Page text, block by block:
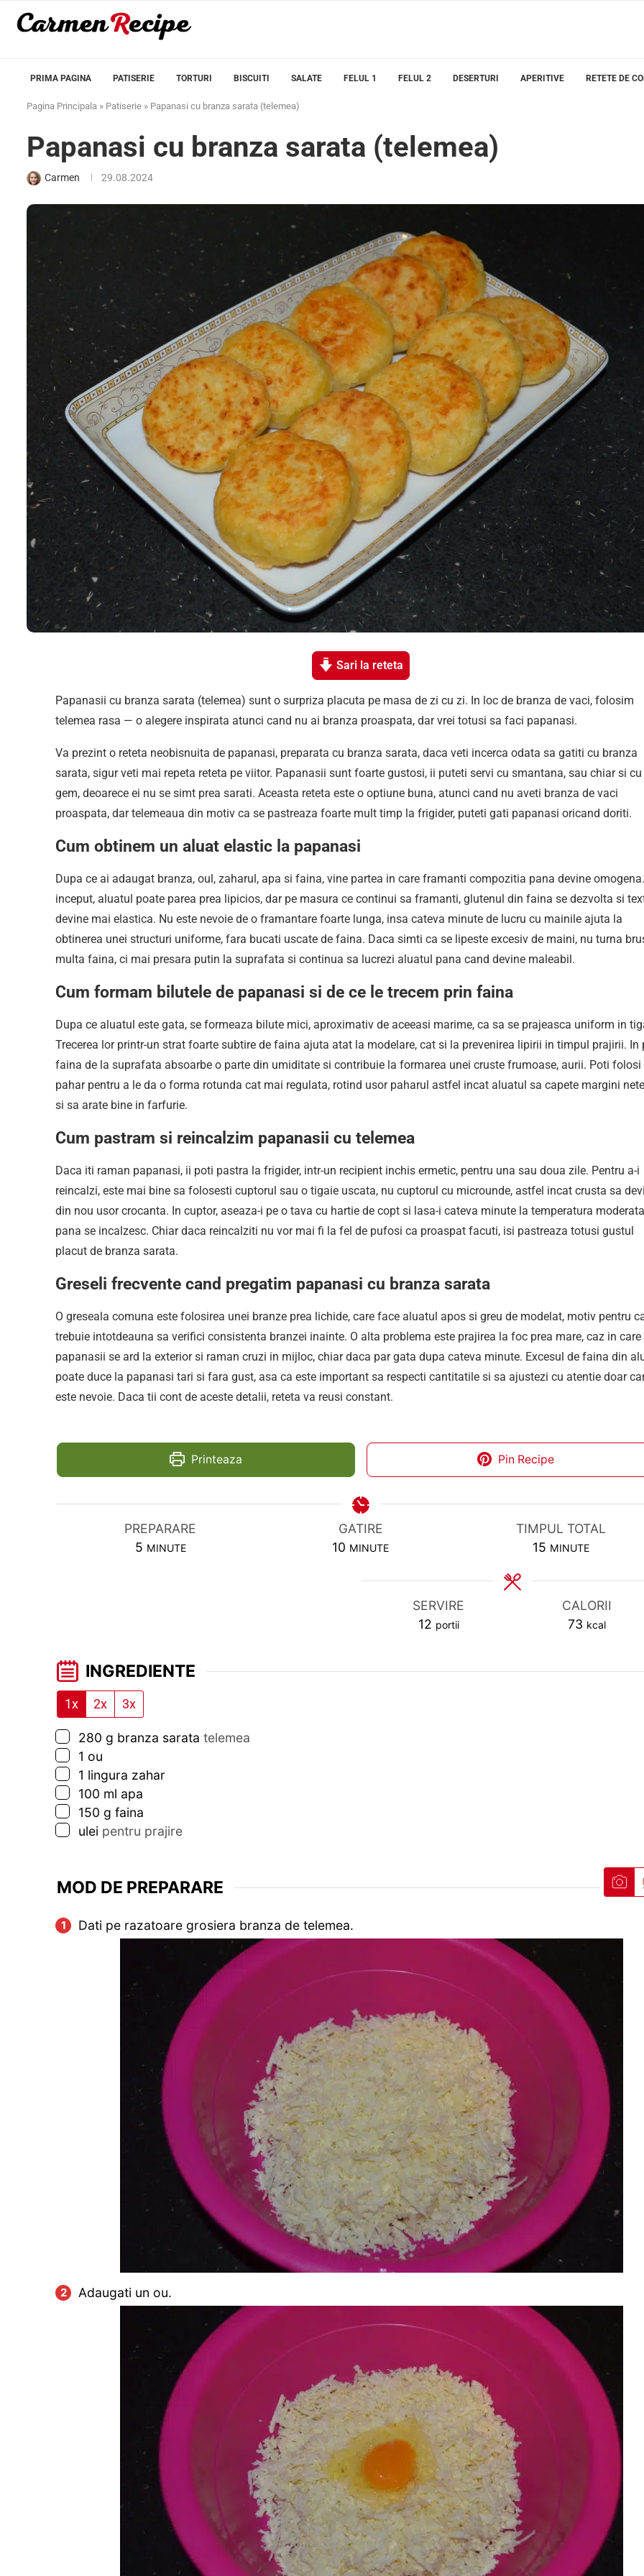
PRIMA PAGINA PATISERIE TORTURI BISCUITI SALATE FELUL 1 FELUL 2 DESERTURI APERITIVE RETETE DE
Pagina Principala » Patiserie » Papanasi cu branza sarata (telemea)
Papanasi cu branza sarata (telemea)
Carmen 29.08.2024
Sari la reteta
Papanasii cu branza sarata (telemea) sunt o surpriza placuta pe masa de zi cu zi. In loc de branza de vaci, folosim
telemea rasa — o alegere inspirata atunci cand nu ai branza proaspata, dar vrei totusi sa faci papanasi.
Va prezint o reteta neobisnuita de papanasi, preparata cu branza sarata, daca veti incerca odata sa gatiti cu branza
sarata, sigur veti mai repeta reteta pe viitor. Papanasii sunt foarte gustosi, ii puteti servi cu smantana, sau chiar si cu
gem, deoarece ei nu se simt prea sarati. Aceasta reteta este o optiune buna, atunci cand nu aveti branza de vaci
proaspata, dar telemeaua din motiv ca se pastreaza foarte mult timp la frigider, puteti gati papanasi oricand doriti.
Cum obtinem un aluat elastic la papanasi
Dupa ce ai adaugat branza, oul, zaharul, apa si faina, vine partea in care framanti compozitia pana devine
inceput, aluatul poate parea prea lipicios, dar pe masura ce continui sa framanti, glutenul din faina se dezvolta si
devine mai elastica. Nu este nevoie de o framantare foarte lunga, insa cateva minute de lucru cu mainile ajuta la
obtinerea unei structuri uniforme, fara bucati uscate de faina. Daca simti ca se lipeste excesiv de maini, nu turna
multa faina, ci mai presara putin la suprafata si continua sa lucrezi aluatul pana cand devine maleabil.
Cum formam bilutele de papanasi si de ce le trecem prin faina
Dupa ce aluatul este gata, se formeaza bilute mici, aproximativ de aceeasi marime, ca sa se prajeasca uniform in
Trecerea lor printr-un strat foarte subtire de faina ajuta atat la modelare, cat si la prevenirea lipirii in timpul prajirii. In
faina de la suprafata absoarbe o parte din umiditate si contribuie la formarea unei cruste frumoase, aurii. Poti folosi
pahar pentru a le da o forma rotunda cat mai regulata, rotind usor paharul astfel incat aluatul sa capete margini
si sa arate bine in farfurie.
Cum pastram si reincalzim papanasii cu telemea
Daca iti raman papanasi, ii poti pastra la frigider, intr-un recipient inchis ermetic, pentru una sau doua zile. Pentru a-i
reincalzi, este mai bine sa folosesti cuptorul sau o tigaie uscata, nu cuptorul cu microunde, astfel incat crusta sa
din nou usor crocanta. In cuptor, aseaza-i pe o tava cu hartie de copt si lasa-i cateva minute la temperatura
pana se incalzesc. Chiar daca reincalziti nu vor mai fi la fel de pufosi ca proaspat facuti, isi pastreaza totusi gustul
placut de branza sarata.
Greseli frecvente cand pregatim papanasi cu branza sarata
O greseala comuna este folosirea unei branze prea lichide, care face aluatul apos si greu de modelat, motiv pentru
trebuie intotdeauna sa verifici consistenta branzei inainte. O alta problema este prajirea la foc prea mare, caz in care
papanasii se ard la exterior si raman cruzi in mijloc, chiar daca par gata dupa cateva minute. Excesul de faina din
poate duce la papanasi tari si fara gust, asa ca este important sa respecti cantitatile si sa ajustezi cu atentie doar
este nevoie. Daca tii cont de aceste detalii, reteta va reusi constant.
Printeaza Pin Recipe
PREPARARE
5MINUTES
MINUTE
GATIRE
10 MINUTES
MINUTE
TIMPUL TOTAL
15MINUTES
MINUTE
SERVIRE
12 portii
CALORII
73 kcal
INGREDIENTE
1x 2x 3x
▢
280 g branza sarata telemea
▢
1 ou
▢
1 lingura zahar
▢
100 ml apa
▢
150 g faina
▢
ulei pentru prajire
MOD DE PREPARARE
Dati pe razatoare grosiera branza de telemea.
Adaugati un ou.